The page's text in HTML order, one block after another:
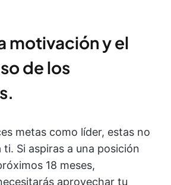
motivación y el
de los
metas como líder, estas no
Si aspiras a una posición
18 meses,
aprovechar tu